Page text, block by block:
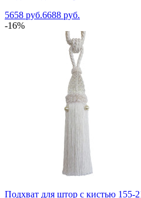
5658 руб.6688 руб.
-16%
Подхват для штор с кистью 155-